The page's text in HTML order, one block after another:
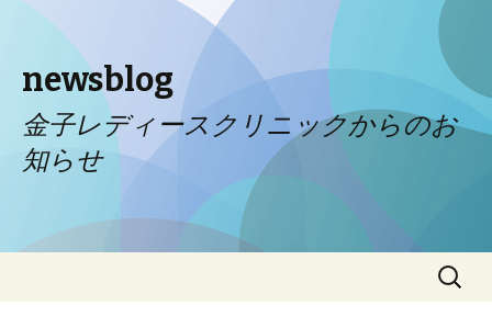
newsblog
金子レディースクリニックからのお
知らせ
検